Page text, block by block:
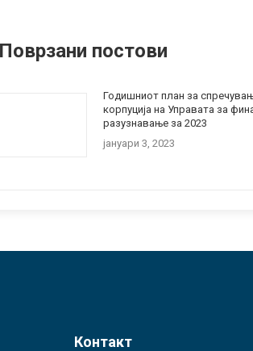
Поврзани постови
Годишниот план за
корпуција на Управата за
разузнавање за 2023
јануари 3, 2023
Контакт